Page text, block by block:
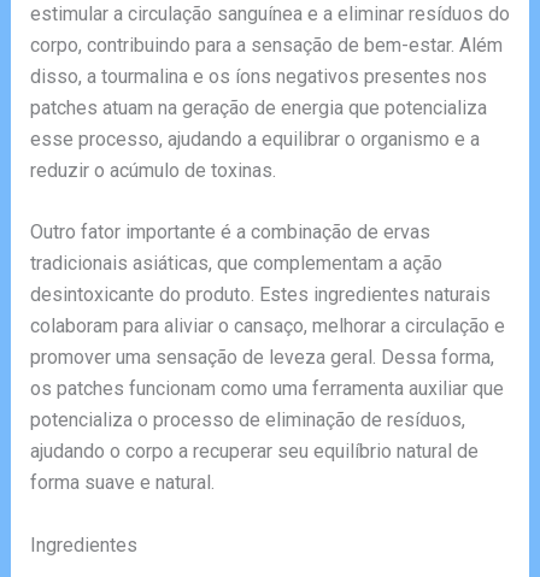
estimular a circulação sanguínea e a eliminar resíduos do
corpo, contribuindo para a sensação de bem-estar. Além
disso, a tourmalina e os íons negativos presentes nos
patches atuam na geração de energia que potencializa
esse processo, ajudando a equilibrar o organismo e a
reduzir o acúmulo de toxinas.
Outro fator importante é a combinação de ervas
tradicionais asiáticas, que complementam a ação
desintoxicante do produto. Estes ingredientes naturais
colaboram para aliviar o cansaço, melhorar a circulação e
promover uma sensação de leveza geral. Dessa forma,
os patches funcionam como uma ferramenta auxiliar que
potencializa o processo de eliminação de resíduos,
ajudando o corpo a recuperar seu equilíbrio natural de
forma suave e natural.
Ingredientes